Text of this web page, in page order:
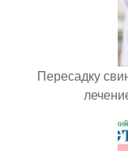
Пересадку